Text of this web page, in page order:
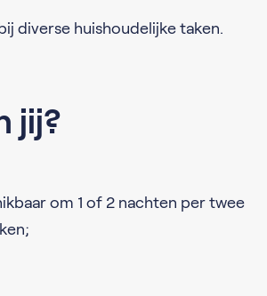
diverse huishoudelijke taken.
jij?
om 1 of 2 nachten per twee